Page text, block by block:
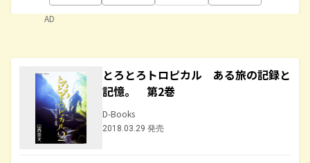
AD
とろとろトロピカル ある旅の記録と
記憶。 第2巻
D-Books
2018.03.29 発売